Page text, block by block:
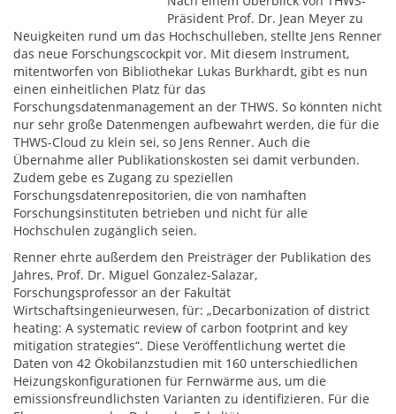
Präsident Prof. Dr. Jean Meyer zu
Neuigkeiten rund um das Hochschulleben, stellte Jens Renner
das neue Forschungscockpit vor. Mit diesem Instrument,
mitentworfen von Bibliothekar Lukas Burkhardt, gibt es nun
einen einheitlichen Platz für das
Forschungsdatenmanagement an der THWS. So könnten nicht
nur sehr große Datenmengen aufbewahrt werden, die für die
THWS-Cloud zu klein sei, so Jens Renner. Auch die
Übernahme aller Publikationskosten sei damit verbunden.
Zudem gebe es Zugang zu speziellen
Forschungsdatenrepositorien, die von namhaften
Forschungsinstituten betrieben und nicht für alle
Hochschulen zugänglich seien.
Renner ehrte außerdem den Preisträger der Publikation des
Jahres, Prof. Dr. Miguel Gonzalez-Salazar,
Forschungsprofessor an der Fakultät
Wirtschaftsingenieurwesen, für: „Decarbonization of district
heating: A systematic review of carbon footprint and key
mitigation strategies“. Diese Veröffentlichung wertet die
Daten von 42 Ökobilanzstudien mit 160 unterschiedlichen
Heizungskonfigurationen für Fernwärme aus, um die
emissionsfreundlichsten Varianten zu identifizieren. Für die